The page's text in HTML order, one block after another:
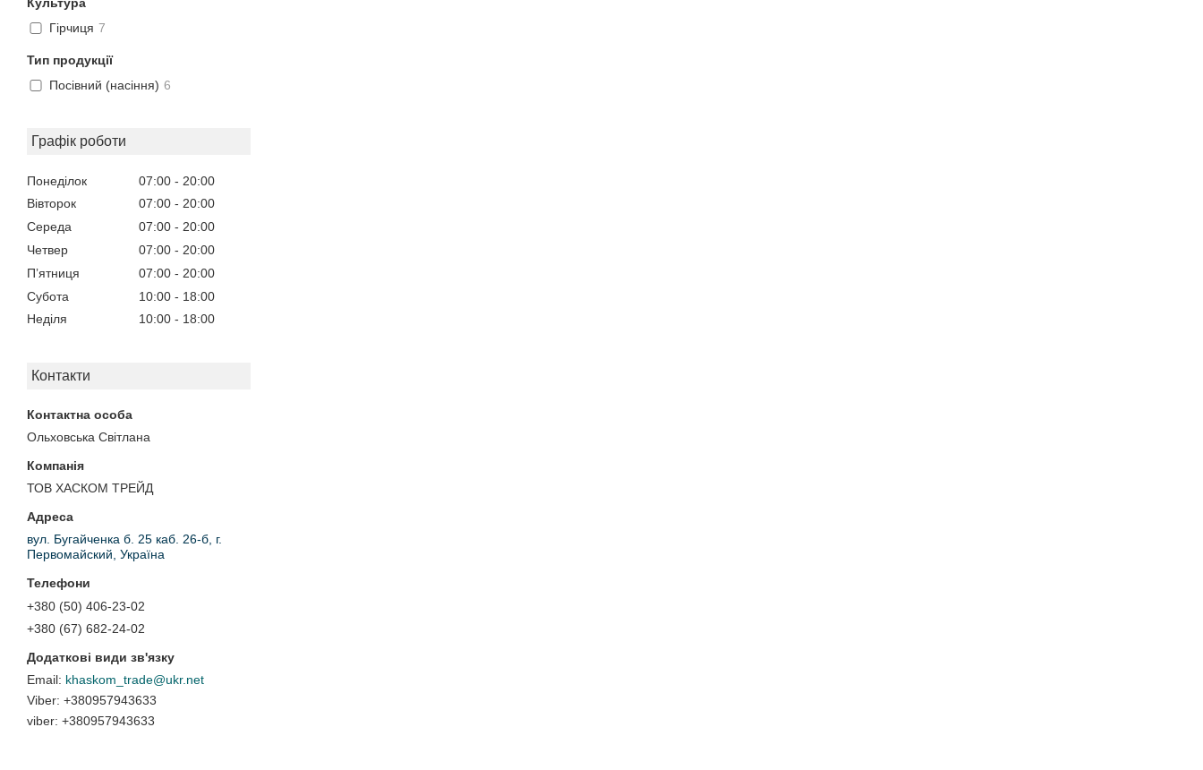
Гірчиця 7
Тип продукції
Посівний (насіння) 6
Графік роботи
Понеділок 07:00
20:00
Вівторок
07:00
20:00
Середа
07:00
20:00
Четвер
07:00
20:00
Пʼятниця
07:00
20:00
Субота
10:00
18:00
Неділя
10:00 18:00
Контакти
Ольховська Світлана
ТОВ ХАСКОМ ТРЕЙД
вул. Бугайченка б. 25 каб. 26-б, г.
Первомайский, Україна
+380 (50) 406-23-02
+380 (67) 682-24-02
khaskom_trade@ukr.net
+380957943633
viber +380957943633